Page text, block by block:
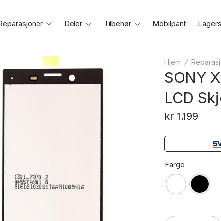
ToggleDeler
ToggleTilbehør
ToggleMobilpant
Hjem /
SONY
LCD
kr1.199
Farge